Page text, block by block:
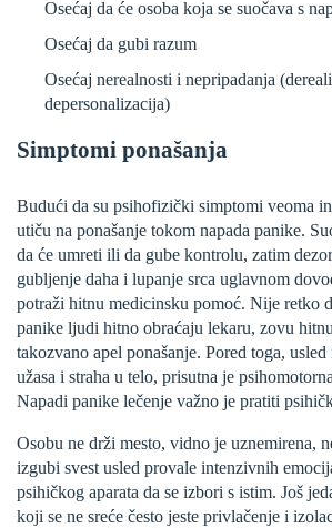
Osećaj da će osoba koja se suočava s
Osećaj da gubi razum
Osećaj nerealnosti i nepripadanja
depersonalizacija)
Simptomi ponašanja
Budući da su psihofizički simptomi veoma
utiču na ponašanje tokom napada panike.
da će umreti ili da gube kontrolu, zatim
gubljenje daha i lupanje srca uglavnom
potraži hitnu medicinsku pomoć. Nije retko
panike ljudi hitno obraćaju lekaru, zovu
takozvano apel ponašanje. Pored toga,
užasa i straha u telo, prisutna je
Napadi panike lečenje važno je pratiti
Osobu ne drži mesto, vidno je uznemirena,
izgubi svest usled provale intenzivnih
psihičkog aparata da se izbori s istim. Još
koji se ne sreće često jeste privlačenje i